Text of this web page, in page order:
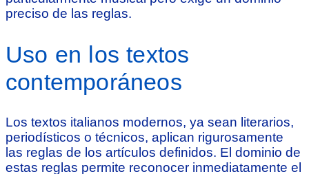
preciso de las reglas.
Uso en los textos
contemporáneos
Los textos italianos modernos, ya sean literarios,
periodísticos o técnicos, aplican rigurosamente
las reglas de los artículos definidos. El dominio de
estas reglas permite reconocer inmediatamente el